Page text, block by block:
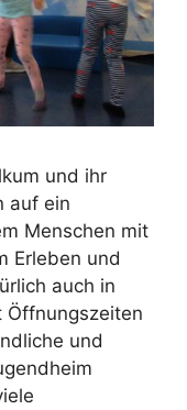
und ihr
auf ein
Menschen mit
Erleben und
auch in
Öffnungszeiten
und